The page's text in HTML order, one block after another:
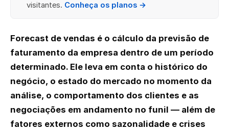
visitantes. Conheça os planos →
Forecast de vendas é o cálculo da previsão de
faturamento da empresa dentro de um período
determinado. Ele leva em conta o histórico do
negócio, o estado do mercado no momento da
análise, o comportamento dos clientes e as
negociações em andamento no funil — além de
fatores externos como sazonalidade e crises